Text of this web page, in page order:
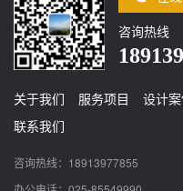
咨询热线
关于我们 服务项目 设计
联系我们
咨询热线：18913977855